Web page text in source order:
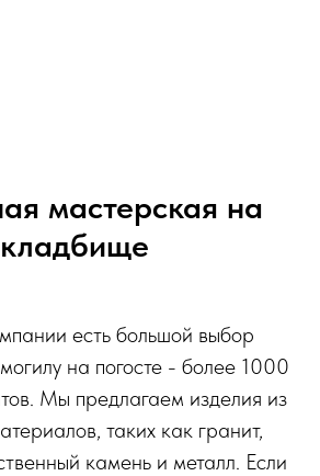
мастерская на
кладбище
есть большой выбор
на погосте - более 1000
Мы предлагаем изделия из
таких как гранит,
камень и металл. Если